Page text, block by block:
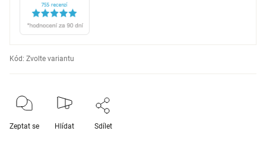
Kód: Zvolte variantu
Zeptat se Hlídat Sdílet